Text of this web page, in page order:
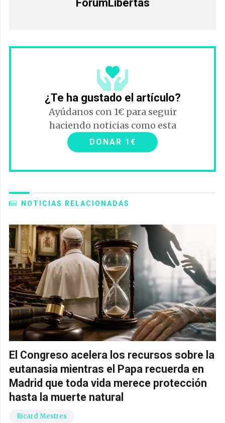
ForumLibertas
¿Te ha gustado el artículo?
Ayúdanos con 1€ para seguir
haciendo noticias como esta
DONAR 1€
NOTICIAS RELACIONADAS
El Congreso acelera los recursos sobre la
eutanasia mientras el Papa recuerda en
Madrid que toda vida merece protección
hasta la muerte natural
Ricard Mestres